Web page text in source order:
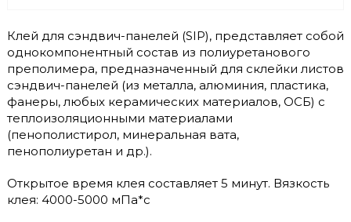
Клей для сэндвич-панелей (SIP), представляет собой
однокомпонентный состав из полиуретанового
преполимера, предназначенный для склейки листов
сэндвич-панелей (из металла, алюминия, пластика,
фанеры, любых керамических материалов, ОСБ) с
теплоизоляционными материалами
(пенополистирол, минеральная вата,
пенополиуретан и др.).
Открытое время клея составляет 5 минут. Вязкость
клея: 4000-5000 мПа*с